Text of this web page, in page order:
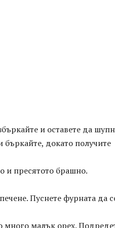
и оставете да
бъркайте, докато получите
и пресятото брашно.
Пуснете фурната да
много малък орех.